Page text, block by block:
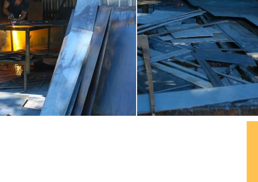
Увеличить Увеличить